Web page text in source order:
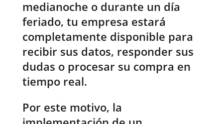
medianoche o durante un día
feriado, tu empresa estará
completamente disponible para
recibir sus datos, responder sus
dudas o procesar su compra en
tiempo real.
Por este motivo, la